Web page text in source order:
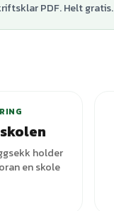
PDF. Helt gratis.
holder
en skole